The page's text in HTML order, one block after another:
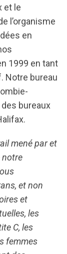
et le
l’organisme
en
1999 en tant
Notre bureau
bureaux
mené par et
notre
et non
et
les
C, les
femmes